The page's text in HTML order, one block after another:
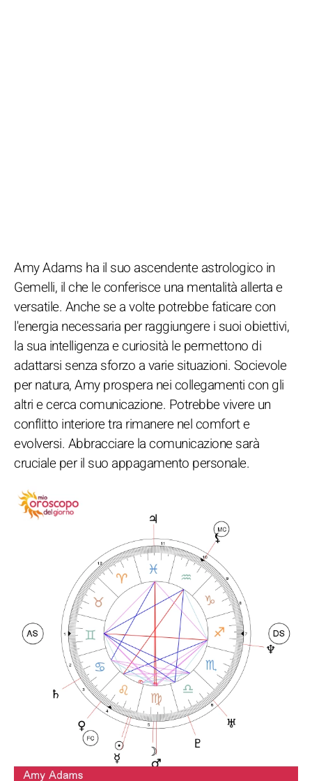
Amy Adams ha il suo ascendente astrologico in
Gemelli, il che le conferisce una mentalità allerta e
versatile. Anche se a volte potrebbe faticare con
l'energia necessaria per raggiungere i suoi obiettivi,
la sua intelligenza e curiosità le permettono di
adattarsi senza sforzo a varie situazioni. Socievole
per natura, Amy prospera nei collegamenti con gli
altri e cerca comunicazione. Potrebbe vivere un
conflitto interiore tra rimanere nel comfort e
evolversi. Abbracciare la comunicazione sarà
cruciale per il suo appagamento personale.